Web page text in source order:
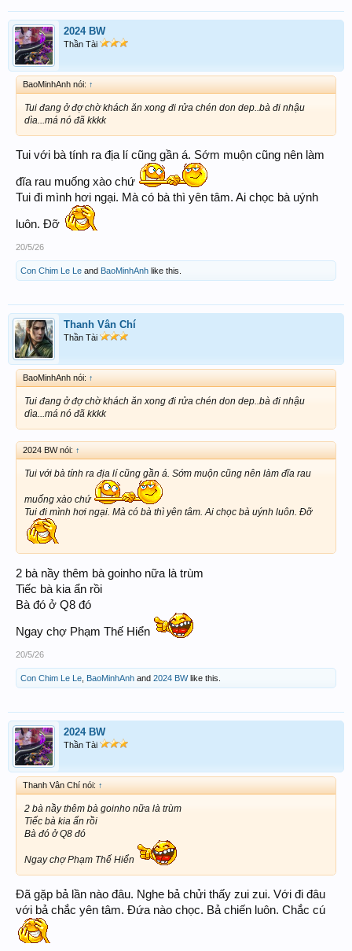
2024 BW
Thần Tài
BaoMinhAnh nói: ↑
Tui đang ở đợ chờ khách ăn xong đi rửa chén don dep..bà đi nhậu
dìa...má nó đã kkkk
Tui với bà tính ra địa lí cũng gần á. Sớm muộn cũng nên làm
đĩa rau muống xào chứ
Tui đi mình hơi ngại. Mà có bà thì yên tâm. Ai chọc bà uýnh
luôn. Đỡ
20/5/26
Con Chim Le Le and BaoMinhAnh like this.
Thanh Vân Chí
Thần Tài
BaoMinhAnh nói: ↑
Tui đang ở đợ chờ khách ăn xong đi rửa chén don dep..bà đi nhậu
dìa...má nó đã kkkk
2024 BW nói: ↑
Tui với bà tính ra địa lí cũng gần á. Sớm muộn cũng nên làm đĩa rau
muống xào chứ
Tui đi mình hơi ngại. Mà có bà thì yên tâm. Ai chọc bà uýnh luôn. Đỡ
2 bà nầy thêm bà goinho nữa là trùm
Tiếc bà kia ẩn rồi
Bà đó ở Q8 đó
Ngay chợ Phạm Thế Hiển
20/5/26
Con Chim Le Le BaoMinhAnh and 2024 BWlike this.
2024 BW
Thần Tài
Thanh Vân Chí nói: ↑
2 bà nầy thêm bà goinho nữa là trùm
Tiếc bà kia ẩn rồi
Bà đó ở Q8 đó
Ngay chợ Phạm Thế Hiển
Đã gặp bả lần nào đâu. Nghe bả chửi thấy zui zui. Với đi đâu
với bả chắc yên tâm. Đứa nào chọc. Bả chiến luôn. Chắc cú